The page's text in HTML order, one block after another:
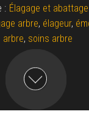
: Élagage et
arbre, élageur,
arbre, soins arbre